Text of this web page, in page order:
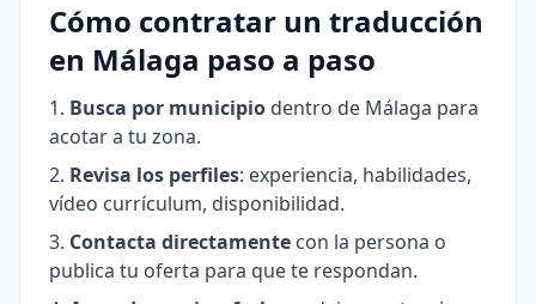
Cómo contratar un traducción
en Málaga paso a paso
Busca por municipio dentro de Málaga para
acotar a tu zona.
Revisa los perfiles: experiencia, habilidades,
vídeo currículum, disponibilidad.
Contacta directamente con la persona o
publica tu oferta para que te respondan.